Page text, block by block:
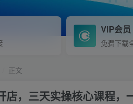
VIP会员
免费下载
正文
店，三天实操核心课程